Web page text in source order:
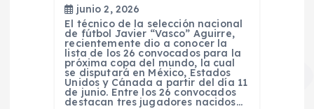
junio 2, 2026
El técnico de la selección nacional
de fútbol Javier “Vasco” Aguirre,
recientemente dio a conocer la
lista de los 26 convocados para la
próxima copa del mundo, la cual
se disputará en México, Estados
Unidos y Cánada a partir del día 11
de junio. Entre los 26 convocados
destacan tres jugadores nacidos…